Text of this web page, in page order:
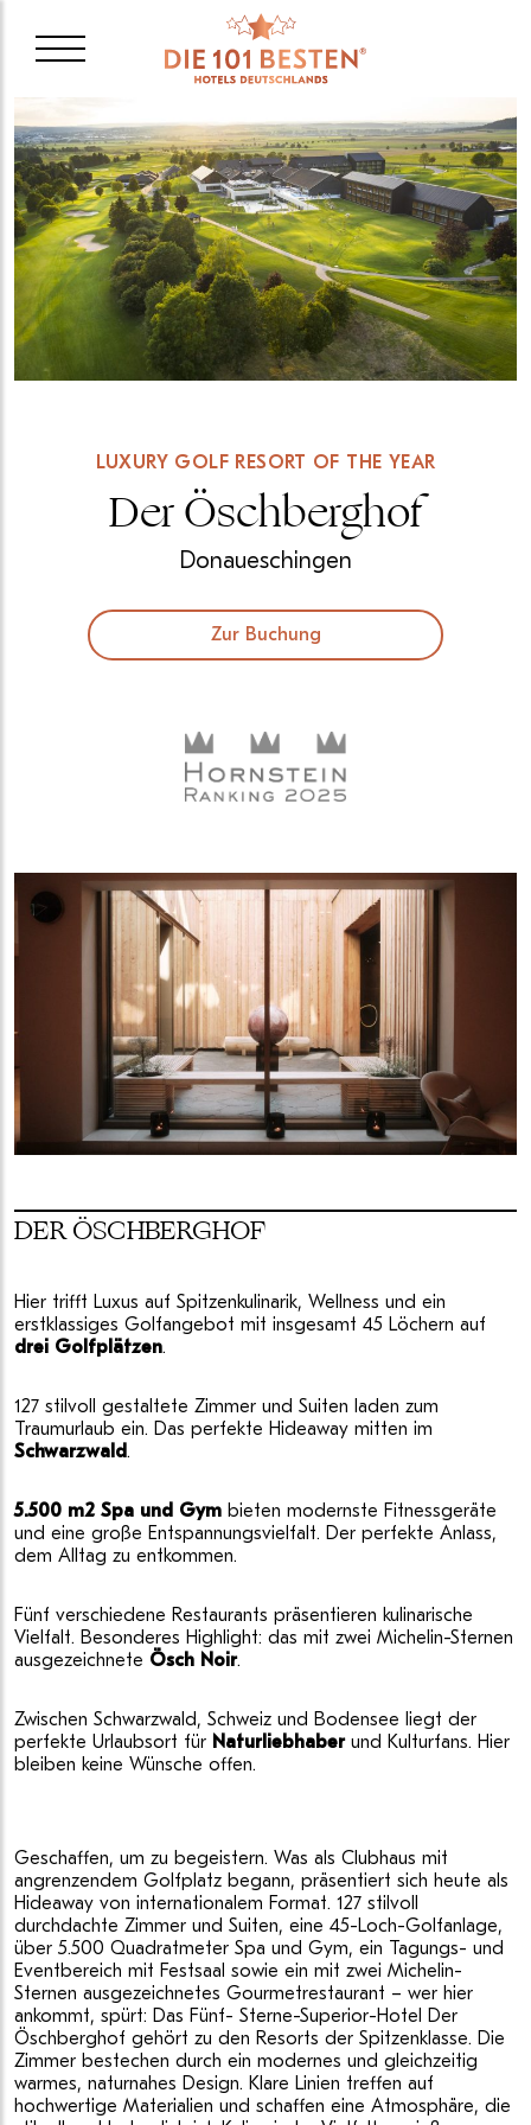
LUXURY GOLF RESORT OF THE YEAR
Der Öschberghof
Donaueschingen
Zur Buchung
DER ÖSCHBERGHOF
Hier trifft Luxus auf Spitzenkulinarik, Wellness und ein
erstklassiges Golfangebot mit insgesamt 45 Löchern auf
drei Golfplätzen.
127 stilvoll gestaltete Zimmer und Suiten laden zum
Traumurlaub ein. Das perfekte Hideaway mitten im
Schwarzwald.
5.500 m2 Spa und Gym bieten modernste Fitnessgeräte
und eine große Entspannungsvielfalt. Der perfekte Anlass,
dem Alltag zu entkommen.
Fünf verschiedene Restaurants präsentieren kulinarische
Vielfalt. Besonderes Highlight: das mit zwei Michelin-Sternen
ausgezeichnete Ösch Noir.
Zwischen Schwarzwald, Schweiz und Bodensee liegt der
perfekte Urlaubsort für Naturliebhaberund Kulturfans. Hier
bleiben keine Wünsche offen.
Geschaffen, um zu begeistern. Was als Clubhaus mit
angrenzendem Golfplatz begann, präsentiert sich heute als
Hideaway von internationalem Format. 127 stilvoll
durchdachte Zimmer und Suiten, eine 45-Loch-Golfanlage,
über 5.500 Quadratmeter Spa und Gym, ein Tagungs- und
Eventbereich mit Festsaal sowie ein mit zwei Michelin-
Sternen ausgezeichnetes Gourmetrestaurant – wer hier
ankommt, spürt: Das Fünf- Sterne-Superior-Hotel Der
Öschberghof gehört zu den Resorts der Spitzenklasse. Die
Zimmer bestechen durch ein modernes und gleichzeitig
warmes, naturnahes Design. Klare Linien treffen auf
hochwertige Materialien und schaffen eine Atmosphäre, die